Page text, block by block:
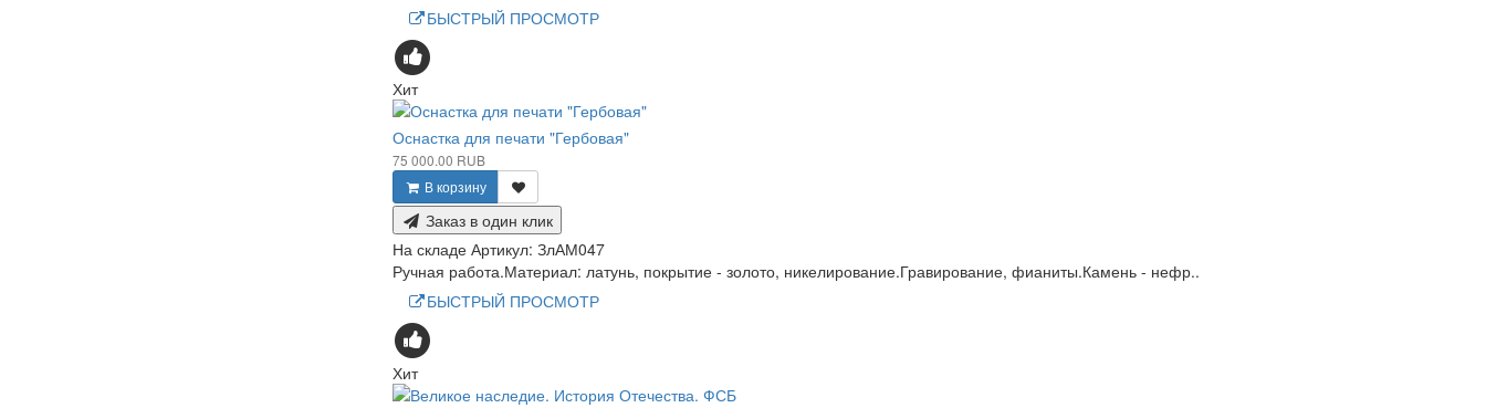
БЫСТРЫЙ ПРОСМОТР
Хит
Оснастка для печати "Гербовая"
75 000.00 RUB
В корзину
Заказ в один клик
На складе Артикул: ЗлАМ047
Ручная работа.Материал: латунь, покрытие - золото, никелирование.Гравирование, фианиты.Камень - нефр..
БЫСТРЫЙ ПРОСМОТР
Хит